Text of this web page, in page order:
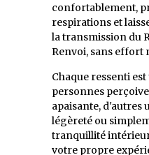
confortablement,
respirations et
la transmission du
Renvoi, sans effort
Chaque ressenti
personnes
apaisante, d'autres
légèreté ou
tranquillité
votre propre